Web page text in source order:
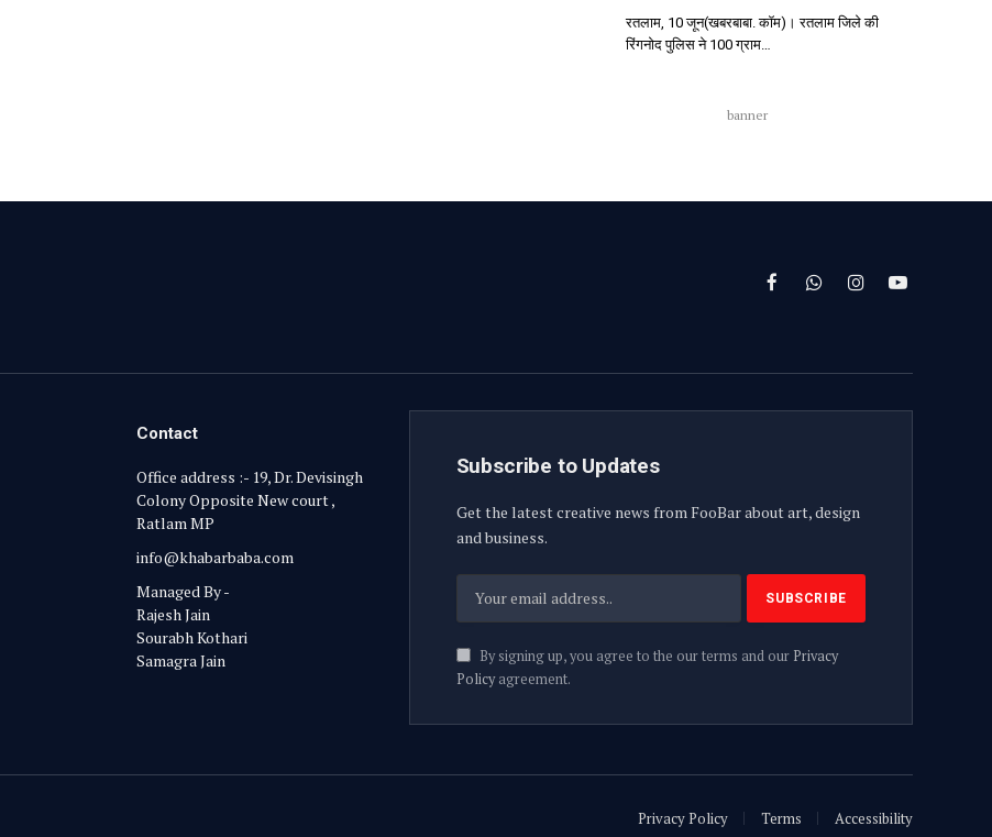
रतलाम, 10 जून(खबरबाबा. कॉम)। रतलाम जिले की
रिंगनोद पुलिस ने 100 ग्राम…
banner
FacebookWhatsAppInstagramYouTube
Contact
Office address :- 19, Dr. Devisingh
Colony Opposite New court ,
Ratlam MP
info@khabarbaba.com
Managed By -
Rajesh Jain
Sourabh Kothari
Samagra Jain
Subscribe to Updates
Get the latest creative news from FooBar about art, design
and business.
By signing up, you agree to the our terms and our Privacy
Policyagreement.
Privacy Policy Terms Accessibility